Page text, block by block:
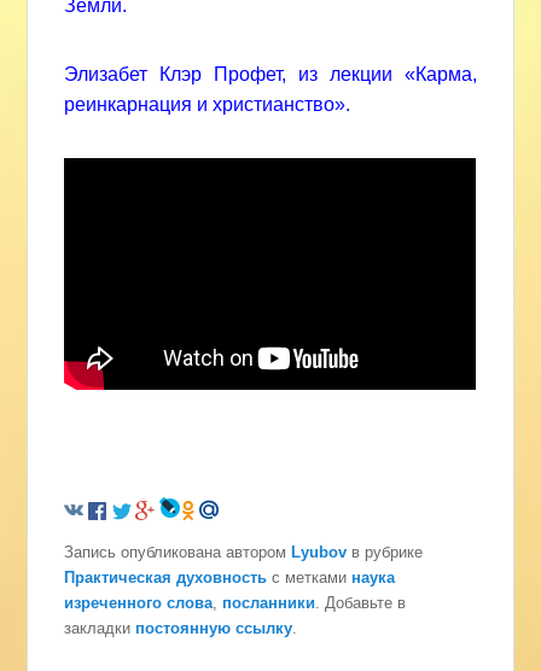
Земли.
Элизабет Клэр Профет, из лекции «Карма,
реинкарнация и христианство».
Запись опубликована автором Lyubov в рубрике
Практическая духовность с метками наука
изреченного слова, посланники. Добавьте в
закладки постоянную ссылку.